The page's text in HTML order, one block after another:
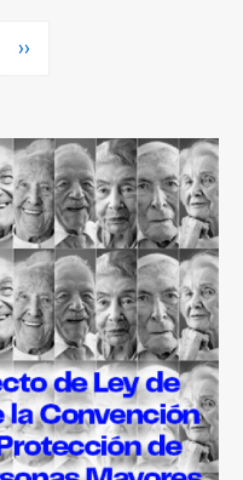
Siguiente
››